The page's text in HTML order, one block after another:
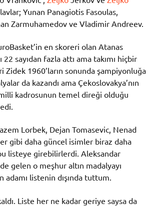
Yunan Panagiotis Fasoulas,
Zarmuhamedov ve Vladimir Andreev.
en skoreri olan Atanas
22 sayıdan fazla attı ama takımı hiçbir
Zidek 1960’ların sonunda şampiyonluğa
da kazandı ama Çekoslovakya’nın
kadrosunun temel direği olduğu
Lorbek, Dejan Tomasevic, Nenad
gibi daha güncel isimler biraz daha
listeye girebilirlerdi. Aleksandar
gelen o meşhur altın madalyayı
listenin dışında tuttum.
Liste her ne kadar geriye saysa da